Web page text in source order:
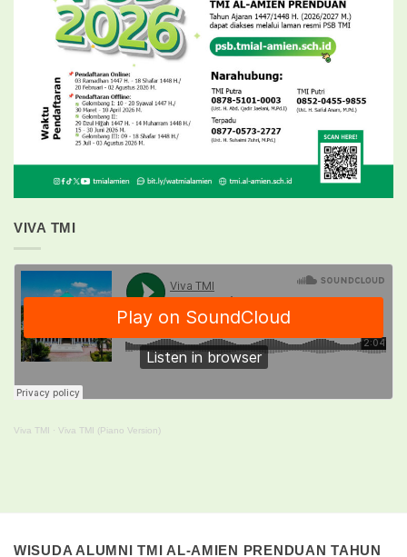
VIVA TMI
Viva TMI · Viva TMI (Piano Version)
WISUDA ALUMNI TMI AL-AMIEN PRENDUAN TAHUN